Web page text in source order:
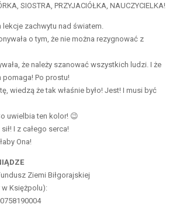
SIOSTRA, PRZYJACIÓŁKA, NAUCZYCIELKA!
lekcje zachwytu nad światem.
o tym, że nie można rezygnować z
że należy szanować wszystkich ludzi. I że
pomaga! Po prostu!
wiedzą że tak właśnie było! Jest! I musi być
uwielbia ten kolor! 😉
I z całego serca!
Ona!
Ziemi Biłgorajskiej
w Księżpolu):